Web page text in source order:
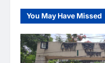
You May Have Missed